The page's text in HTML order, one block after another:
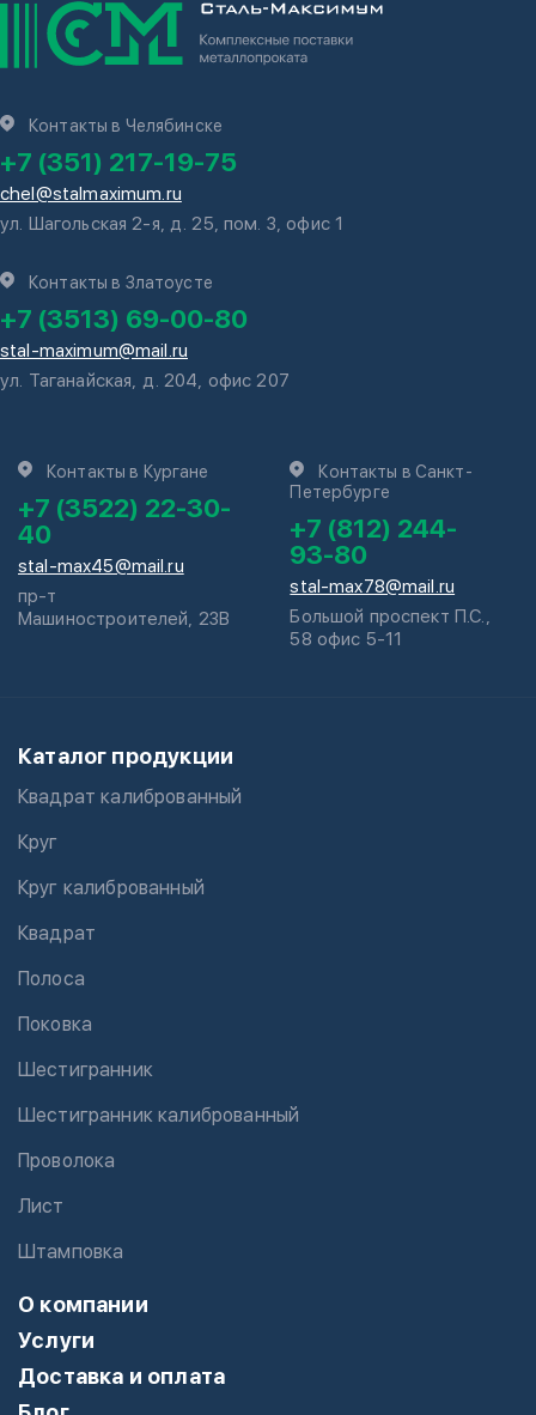
Контакты в Челябинске
+7 (351) 217-19-75
chel@stalmaximum.ru
ул. Шагольская 2-я, д. 25, пом. 3, офис 1
Контакты в Златоусте
+7 (3513) 69-00-80
stal-maximum@mail.ru
ул. Таганайская, д. 204, офис 207
Контакты в Кургане
+7 (3522) 22-30-
40
stal-max45@mail.ru
пр-т
Машиностроителей, 23В
Контакты в Санкт-
Петербурге
+7 (812) 244-
93-80
stal-max78@mail.ru
Большой проспект П.С.,
58 офис 5-11
Каталог продукции
Квадрат калиброванный
Круг
Круг калиброванный
Квадрат
Полоса
Поковка
Шестигранник
Шестигранник калиброванный
Проволока
Лист
Штамповка
О компании
Услуги
Доставка и оплата